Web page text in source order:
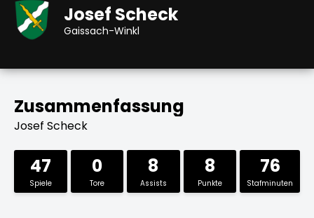
Josef Scheck
Gaissach-Winkl
Zusammenfassung
Josef Scheck
47
Spiele
0
Tore
8
Assists
8
Punkte
76
Stafminuten